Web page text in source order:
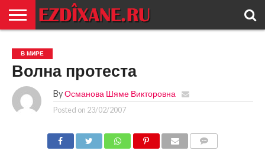
ЕЗИДИЗМ
НОВОСТИ
ИСТОРИЯ
КУЛЬТУРА
КОНТАКТ
В МИРЕ
Волна протеста
By Османова Шяме Викторовна
Posted on 23/02/2007